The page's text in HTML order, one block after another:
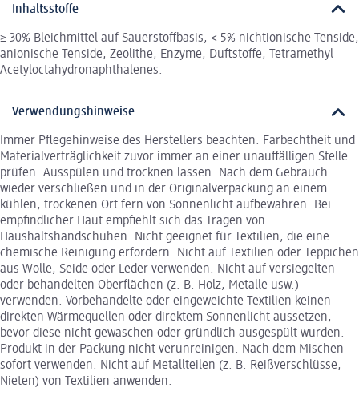
Inhaltsstoffe
≥ 30% Bleichmittel auf Sauerstoffbasis, < 5% nichtionische Tenside,
anionische Tenside, Zeolithe, Enzyme, Duftstoffe, Tetramethyl
Acetyloctahydronaphthalenes.
Verwendungshinweise
Immer Pflegehinweise des Herstellers beachten. Farbechtheit und
Materialverträglichkeit zuvor immer an einer unauffälligen Stelle
prüfen. Ausspülen und trocknen lassen. Nach dem Gebrauch
wieder verschließen und in der Originalverpackung an einem
kühlen, trockenen Ort fern von Sonnenlicht aufbewahren. Bei
empfindlicher Haut empfiehlt sich das Tragen von
Haushaltshandschuhen. Nicht geeignet für Textilien, die eine
chemische Reinigung erfordern. Nicht auf Textilien oder Teppichen
aus Wolle, Seide oder Leder verwenden. Nicht auf versiegelten
oder behandelten Oberflächen (z. B. Holz, Metalle usw.)
verwenden. Vorbehandelte oder eingeweichte Textilien keinen
direkten Wärmequellen oder direktem Sonnenlicht aussetzen,
bevor diese nicht gewaschen oder gründlich ausgespült wurden.
Produkt in der Packung nicht verunreinigen. Nach dem Mischen
sofort verwenden. Nicht auf Metallteilen (z. B. Reißverschlüsse,
Nieten) von Textilien anwenden.